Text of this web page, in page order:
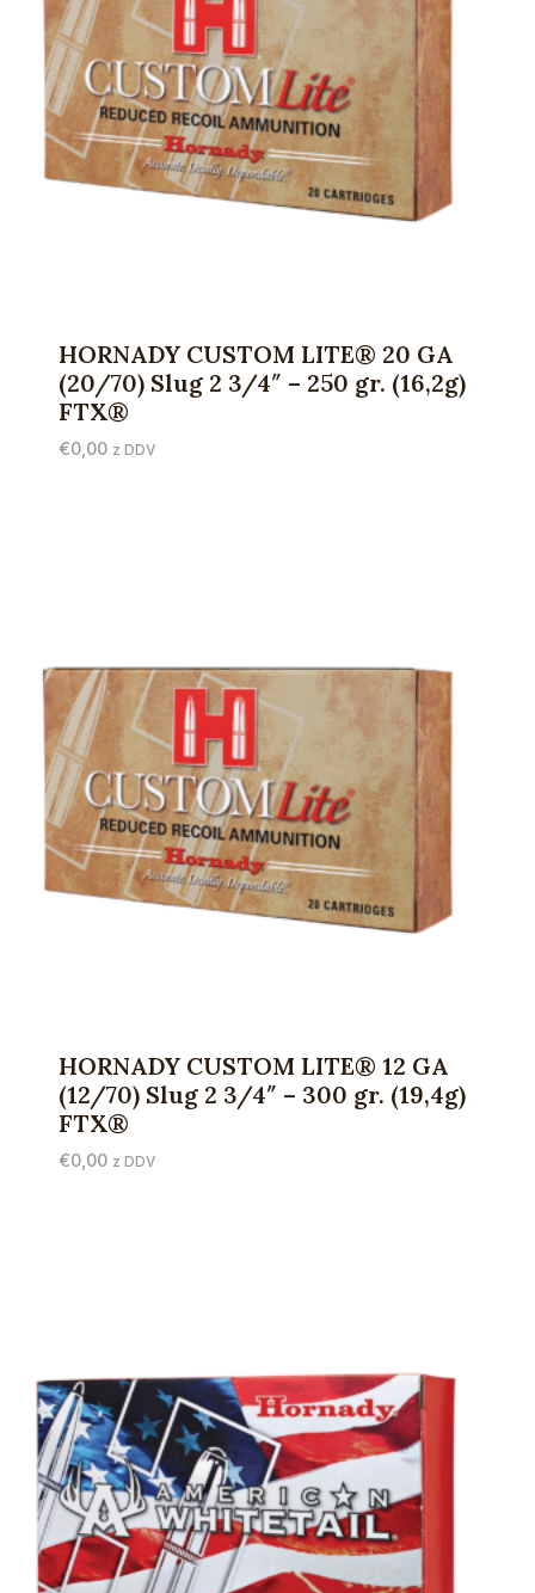
HORNADY CUSTOM LITE® 20 GA
(20/70) Slug 2 3/4″ – 250 gr. (16,2g)
FTX®
€0,00 z DDV
HORNADY CUSTOM LITE® 12 GA
(12/70) Slug 2 3/4″ – 300 gr. (19,4g)
FTX®
€0,00 z DDV